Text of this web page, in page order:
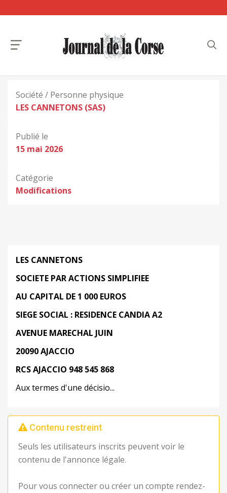
Société / Personne physique
LES CANNETONS (SAS)
Publié le
15 mai 2026
Catégorie
Modifications
LES CANNETONS
SOCIETE PAR ACTIONS SIMPLIFIEE
AU CAPITAL DE 1 000 EUROS
SIEGE SOCIAL : RESIDENCE CANDIA A2
AVENUE MARECHAL JUIN
20090 AJACCIO
RCS AJACCIO 948 545 868
Aux termes d'une décisio...
Contenu restreint
Seuls les utilisateurs inscrits peuvent voir le
contenu de l'annonce légale.
Pour vous connecter ou créer un compte rendez-